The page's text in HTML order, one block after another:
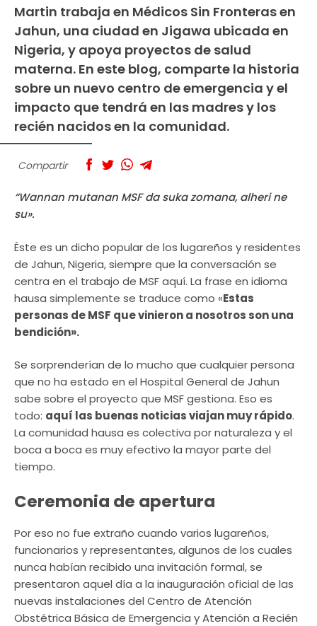
Martin trabaja en Médicos Sin Fronteras en
Jahun, una ciudad en Jigawa ubicada en
Nigeria, y apoya proyectos de salud
materna. En este blog, comparte la historia
sobre un nuevo centro de emergencia y el
impacto que tendrá en las madres y los
recién nacidos en la comunidad.
Compartir
“Wannan mutanan MSF da suka zomana, alheri ne
su».
Éste es un dicho popular de los lugareños y residentes
de Jahun, Nigeria, siempre que la conversación se
centra en el trabajo de MSF aquí. La frase en idioma
hausa simplemente se traduce como «Estas
personas de MSF que vinieron a nosotros son una
bendición».
Se sorprenderían de lo mucho que cualquier persona
que no ha estado en el Hospital General de Jahun
sabe sobre el proyecto que MSF gestiona. Eso es
todo: aquí las buenas noticias viajan muy rápido.
La comunidad hausa es colectiva por naturaleza y el
boca a boca es muy efectivo la mayor parte del
tiempo.
Ceremonia de apertura
Por eso no fue extraño cuando varios lugareños,
funcionarios y representantes, algunos de los cuales
nunca habían recibido una invitación formal, se
presentaron aquel día a la inauguración oficial de las
nuevas instalaciones del Centro de Atención
Obstétrica Básica de Emergencia y Atención a Recién